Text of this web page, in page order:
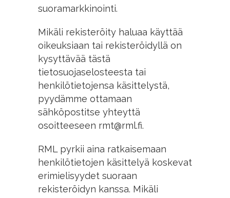
suoramarkkinointi.
Mikäli rekisteröity haluaa käyttää
oikeuksiaan tai rekisteröidyllä on
kysyttävää tästä
tietosuojaselosteesta tai
henkilötietojensa käsittelystä,
pyydämme ottamaan
sähköpostitse yhteyttä
osoitteeseen rmt@rml.fi.
RML pyrkii aina ratkaisemaan
henkilötietojen käsittelyä koskevat
erimielisyydet suoraan
rekisteröidyn kanssa. Mikäli